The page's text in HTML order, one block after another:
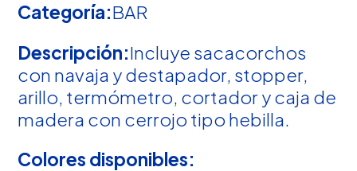
Categoría:BAR
Descripción:Incluye sacacorchos
con navaja y destapador, stopper,
arillo, termómetro, cortador y caja de
madera con cerrojo tipo hebilla.
Colores disponibles: